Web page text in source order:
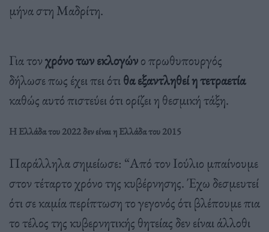
μήνα στη Μαδρίτη.
Για τονχρόνο των εκλογώνο πρωθυπουργός
δήλωσε πως έχει πει ότιθα εξαντληθεί η τετραετία
καθώς αυτό πιστεύει ότι ορίζει η θεσμική τάξη.
Η Ελλάδα του 2022 δεν είναι η Ελλάδα του 2015
Παράλληλα σημείωσε: “Από τον Ιούλιο μπαίνουμε
στον τέταρτο χρόνο της κυβέρνησης. Έχω δεσμευτεί
ότι σε καμία περίπτωση το γεγονός ότι βλέπουμε πια
το τέλος της κυβερνητικής θητείας δεν είναι άλλοθι